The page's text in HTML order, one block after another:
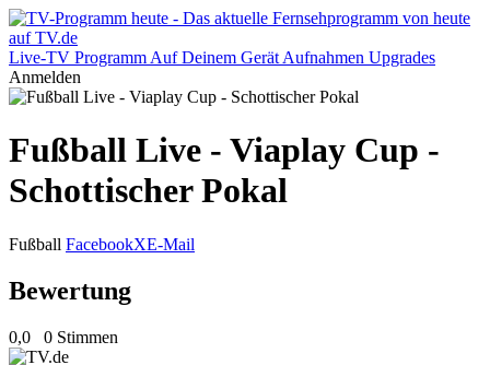
Live-TV Programm Auf Deinem Gerät Aufnahmen Upgrades
Anmelden
Fußball Live - Viaplay Cup -
Schottischer Pokal
Fußball FacebookXE-Mail
Bewertung
0,0 0 Stimmen